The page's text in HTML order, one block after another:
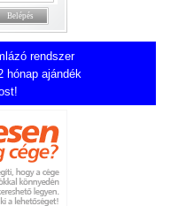
rendszer
hónap ajándék